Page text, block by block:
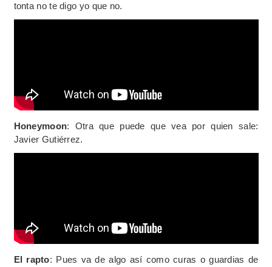
tonta no te digo yo que no.
Honeymoon: Otra que puede que vea por quien sale:
Javier Gutiérrez.
El rapto: Pues va de algo así como curas o guardias de